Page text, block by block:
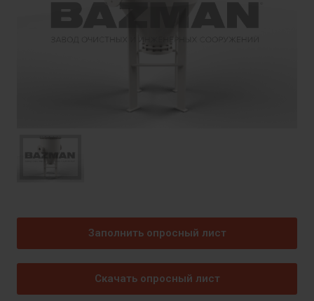
Заполнить опросный лист
Скачать опросный лист